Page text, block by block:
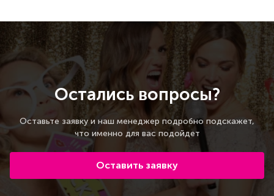
Остались вопросы?
Оставьте заявку и наш менеджер подробно подскажет,
что именно для вас подойдет
Оставить заявку